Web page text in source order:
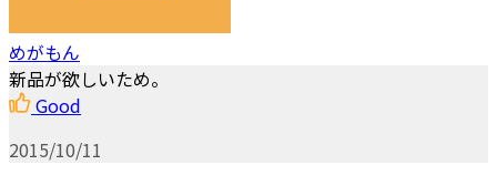
めがもん
新品が欲しいため。
Good
2015/10/11